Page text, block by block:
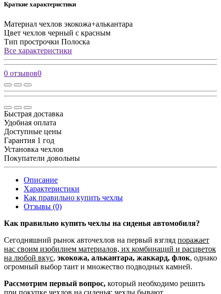
Краткие характеристики
Материал чехлов экокожа+алькантара
Цвет чехлов черный с красным
Тип прострочки Полоска
Все характеристики
0 отзывов0
Быстрая доставка
Удобная оплата
Доступные цены
Гарантия 1 год
Установка чехлов
Покупатели довольны
Описание
Характеристики
Как правильно купить чехлы
Отзывы (0)
Как правильно купить чехлы на сиденья автомобиля?
Сегодняшний рынок авточехлов на первый взгляд поражает
нас своим изобилием материалов, их комбинаций и расцветок
на любой вкус, экокожа, алькантара, жаккард, флок, однако
огромный выбор таит и множество подводных камней.
Рассмотрим первый вопрос, который необходимо решить
при покупке чехлов на сиденья: чехлы бывают